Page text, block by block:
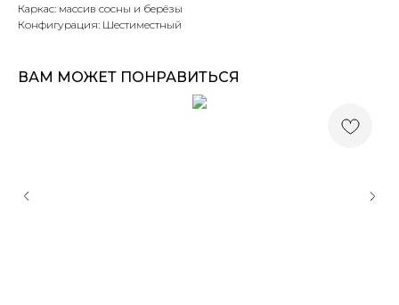
Каркас: массив сосны и берёзы
Конфигурация: Шестиместный
ВАМ МОЖЕТ ПОНРАВИТЬСЯ